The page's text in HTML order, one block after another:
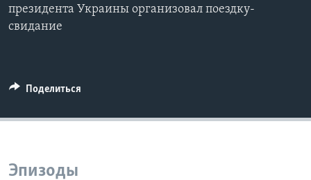
президента Украины организовал поездку-
свидание
Поделиться
Эпизоды